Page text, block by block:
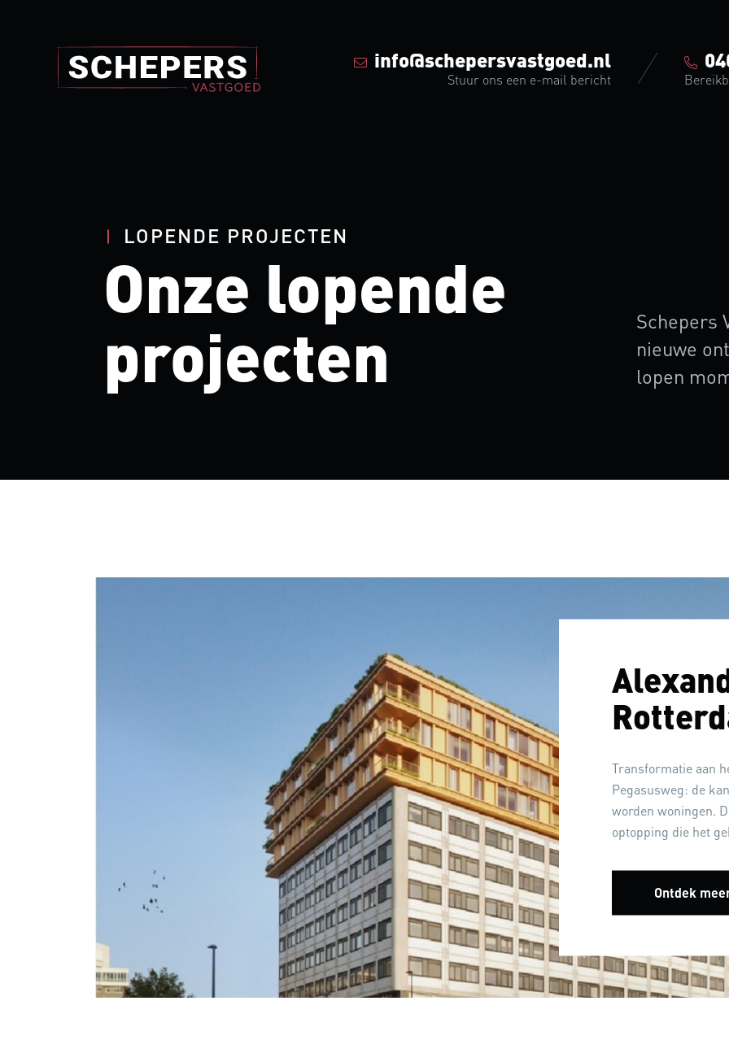
info@schepersvastgoed.nl
Stuur ons een e-mail bericht
LOPENDE PROJECTEN
Onze lopende
projecten
Schepers
nieuwe
lopen
Transformatie aan
Pegasusweg: de
worden woningen.
optopping die het
Ontdek
info@schepersvastgoed.nl
Stuur ons een e-mail bericht
Home
Over ons